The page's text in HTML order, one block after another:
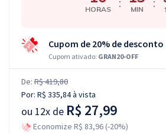
HORAS MIN
Cupom de 20% de desconto
Cupom ativado: GRAN20-OFF
De: R$ 419,80
Por: R$ 335,84à vista
ou 12x de R$ 27,99
Economize R$ 83,96 (-20%)